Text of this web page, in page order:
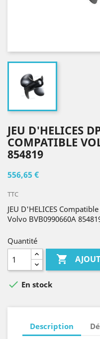
JEU D'HELICES
COMPATIBLE
854819
556,65 €
TTC
JEU D'HELICES
Volvo BVB0990660A
Quantité

 En stock
Description